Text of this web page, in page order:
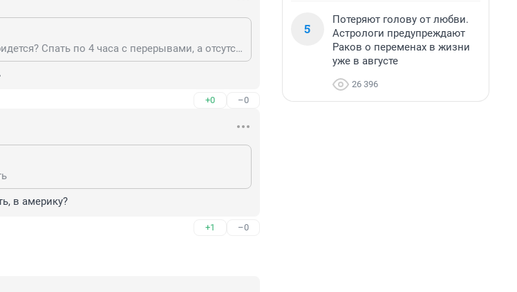
А ты пробовал есть на бегу что придется? Спать по 4 часа с перерывами, а отсутствие сна сказывается на то, что размеры увеличиваются. Не говоря уж об отсутствии времени, денен и сил на спортзалы, массажы и косметологов? Это типичная семейная жизнь женщины с мужем и детьми, тем более с семейным доходом ниже среднего. Плюс подорванное родами здоровье, плюс задвигание своих желаний, увлечений и потребностей на задний план. И много-много подобных "плюшек". Женщина виновата?
+0 –0
в америку?
+1 –0
5
Потеряют голову от любви.
Астрологи предупреждают
Раков о переменах в жизни
уже в августе
26 396